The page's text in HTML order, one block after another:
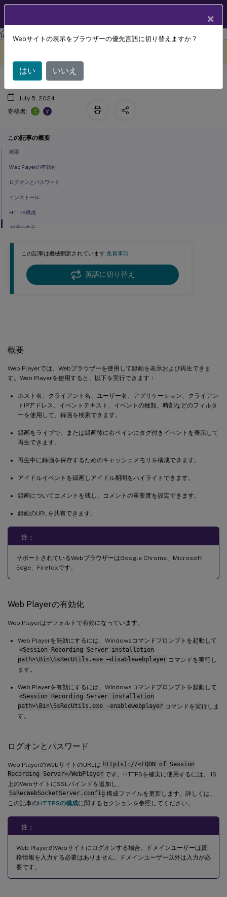
Session Recording Session Recording 2106
この記事は機械翻訳されています.免責事項
英語に切り替え
概要
Web Playerでは、Webブラウザーを使用して録画を表示および再生できま
す。Web Playerを使用すると、以下を実行できます：
ホスト名、クライアント名、ユーザー名、アプリケーション、クライアン
トIPアドレス、イベントテキスト、イベントの種類、時刻などのフィルタ
ーを使用して、録画を検索できます。
録画をライブで、または録画後に右ペインにタグ付きイベントを表示して
再生できます。
再生中に録画を保存するためのキャッシュメモリを構成できます。
アイドルイベントを録画しアイドル期間をハイライトできます。
録画についてコメントを残し、コメントの重要度を設定できます。
録画のURLを共有できます。
注：
サポートされているWebブラウザーはGoogle Chrome、Microsoft
Edge、Firefoxです。
Web Playerの有効化
Web Playerはデフォルトで有効になっています。
Web Playerを無効にするには、Windowsコマンドプロンプトを起動して
<Session Recording Server installation
path>\Bin\SsRecUtils.exe –disablewebplayer コマンドを実行し
ます。
Web Playerを有効にするには、Windowsコマンドプロンプトを起動して
<Session Recording Server installation
path>\Bin\SsRecUtils.exe -enablewebplayer コマンドを実行しま
す。
ログオンとパスワード
Web PlayerのWebサイトのURLは http(s)://<FQDN of Session
Recording Server>/WebPlayer です。HTTPSを確実に使用するには、IIS
上のWebサイトにSSLバインドを追加し、
SsRecWebSocketServer.config 構成ファイルを更新します。詳しくは、
この記事のHTTPSの構成に関するセクションを参照してください。
注：
Web PlayerのWebサイトにログオンする場合、ドメインユーザーは資
格情報を入力する必要はありません。ドメインユーザー以外は入力が必
要です。
Session Recording Web Player
July 5, 2024
寄稿者:
C Y
この記事の概要
概要
Web Playerの有効化
ログオンとパスワード
インストール
HTTPS構成
録画の表示
×
Webサイトの表示をブラウザーの優先言語に切り替えますか ?
はい いいえ